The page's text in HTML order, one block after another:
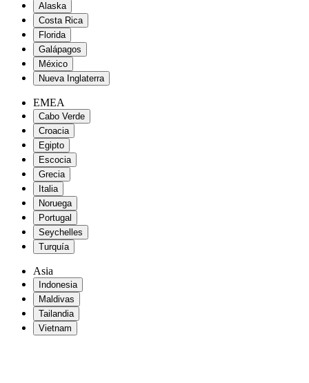
Alaska
Costa Rica
Florida
Galápagos
México
Nueva Inglaterra
EMEA
Cabo Verde
Croacia
Egipto
Escocia
Grecia
Italia
Noruega
Portugal
Seychelles
Turquía
Asia
Indonesia
Maldivas
Tailandia
Vietnam